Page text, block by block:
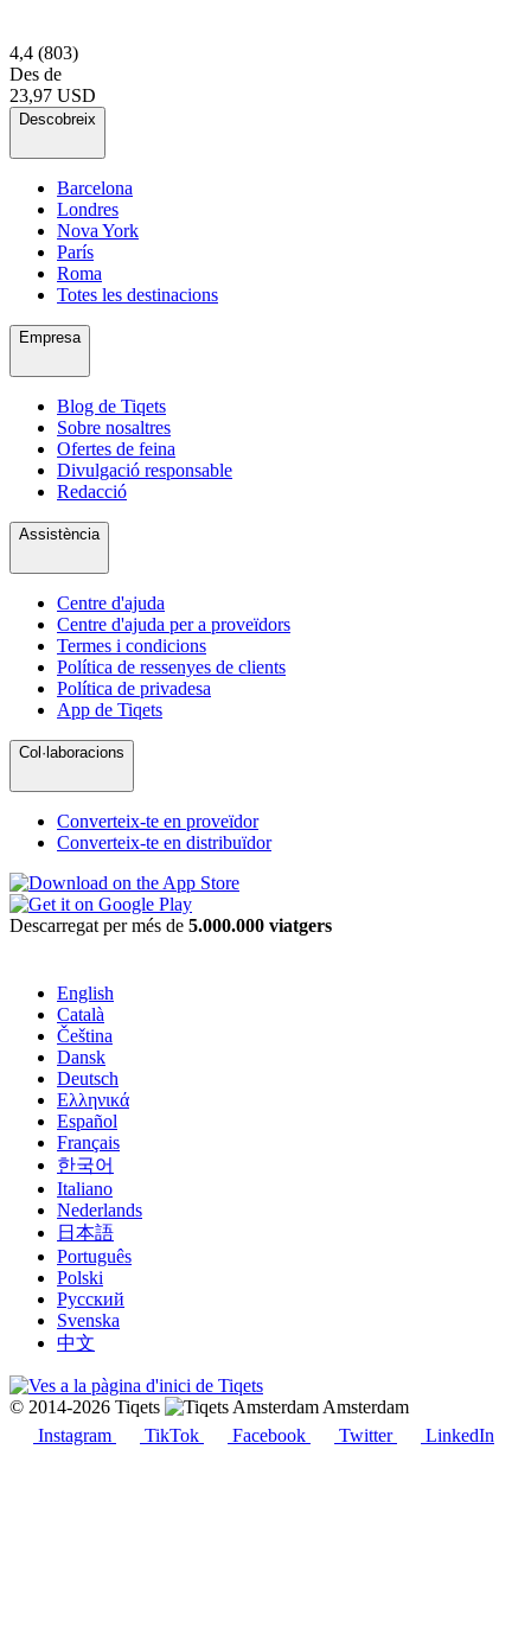
4,4 (803)
Des de
23,97 USD
Descobreix
Barcelona
Londres
Nova York
París
Roma
Totes les destinacions
Empresa
Blog de Tiqets
Sobre nosaltres
Ofertes de feina
Divulgació responsable
Redacció
Assistència
Centre d'ajuda
Centre d'ajuda per a proveïdors
Termes i condicions
Política de ressenyes de clients
Política de privadesa
App de Tiqets
Col·laboracions
Converteix-te en proveïdor
Converteix-te en distribuïdor
Descarregat per més de 5.000.000 viatgers
English
Català
Čeština
Dansk
Deutsch
Ελληνικά
Español
Français
한국어
Italiano
Nederlands
日本語
Português
Polski
Русский
Svenska
中文
© 2014-2026 Tiqets
Amsterdam
Instagram
TikTok Facebook Twitter LinkedIn